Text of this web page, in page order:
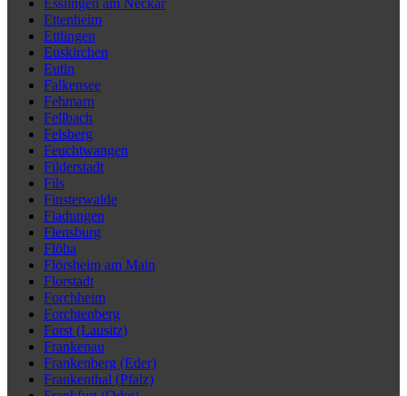
Esslingen am Neckar
Ettenheim
Ettlingen
Euskirchen
Eutin
Falkensee
Fehmarn
Fellbach
Felsberg
Feuchtwangen
Filderstadt
Fils
Finsterwalde
Fladungen
Flensburg
Flöha
Flörsheim am Main
Florstadt
Forchheim
Forchtenberg
Forst (Lausitz)
Frankenau
Frankenberg (Eder)
Frankenthal (Pfalz)